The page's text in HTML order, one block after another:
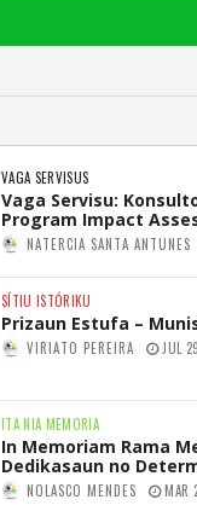
VAGA SERVISUS
Vaga Servisu:
Program Impact
NATERCIA SANTA ANTUNES
SÍTIU ISTÓRIKU
Prizaun Estufa –
VIRIATO PEREIRA JUL
ITA NIA MEMORIA
In Memoriam Rama
Dedikasaun no
NOLASCO MENDES MAR